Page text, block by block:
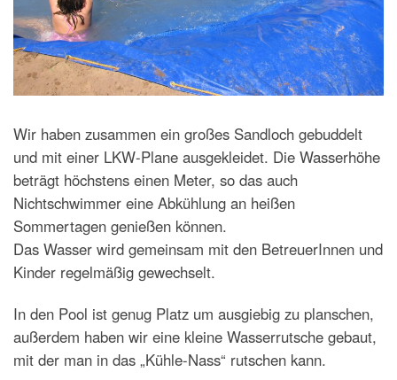
Wir haben zusammen ein großes Sandloch gebuddelt
und mit einer LKW-Plane ausgekleidet. Die Wasserhöhe
beträgt höchstens einen Meter, so das auch
Nichtschwimmer eine Abkühlung an heißen
Sommertagen genießen können.
Das Wasser wird gemeinsam mit den BetreuerInnen und
Kinder regelmäßig gewechselt.
In den Pool ist genug Platz um ausgiebig zu planschen,
außerdem haben wir eine kleine Wasserrutsche gebaut,
mit der man in das „Kühle-Nass“ rutschen kann.